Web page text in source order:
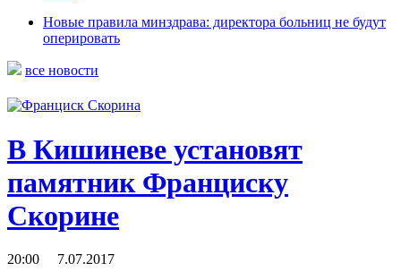
Новые правила минздрава: директора больниц не будут
оперировать
все новости
В Кишиневе установят
памятник Франциску
Скорине
20:00 7.07.2017